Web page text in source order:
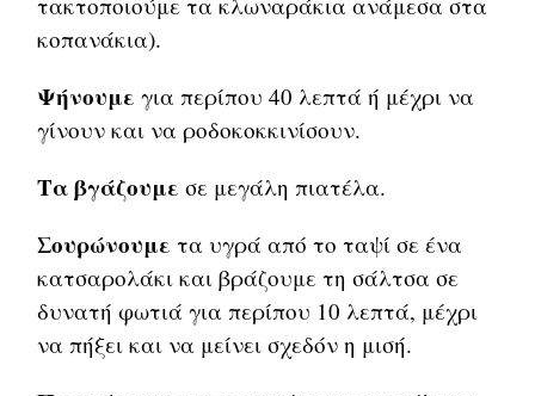
κοπανάκια).
Ψήνουμε για περίπου 40 λεπτά ή μέχρι να
γίνουν και να ροδοκοκκινίσουν.
Τα βγάζουμε σε μεγάλη πιατέλα.
Σουρώνουμετα υγρά από το ταψί σε ένα
κατσαρολάκι και βράζουμε τη σάλτσα σε
δυνατή φωτιά για περίπου 10 λεπτά, μέχρι
να πήξει και να μείνει σχεδόν η μισή.